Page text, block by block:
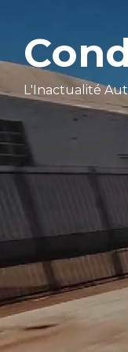
L'Inactualité